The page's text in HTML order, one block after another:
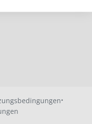
·